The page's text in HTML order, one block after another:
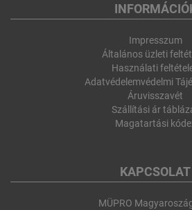
Impresszum
Általános üzleti
Használati
Adatvédelemvédelmi
Áruvisszavét
Szállítási ár
Magatartási
KAPCSOLAT
MÜPRO